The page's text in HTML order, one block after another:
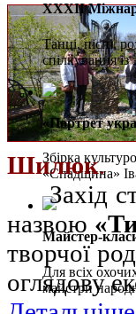
ХХХІІ
Танці, пісні,
спілкування
«Портрет
Збірка
«Спадщина»
Майстер-
Для всіх
майстри
Шилюк.
Захід
назвою
творчої
оглядову